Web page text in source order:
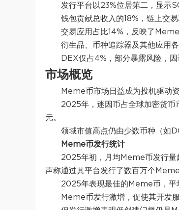
发行平台以23%位居第二，显示
钱包贡献总收入的18%，链上交
交易应用占比14%，反映了
衍生品、币种追踪器及其他应用
DEX仅占4%，部分暴露风险，
市场概览
Meme币市场日益成为投机驱动
2025年，迷因币占全球加密货
元。
领域市值高点仍由少数币种（如
Meme币发行统计
2025年初，月均Meme币发行量
声称通过其平台发行了数百万个Meme
2025年表现最佳的Meme币， 平
Meme币发行激增，促使其开发